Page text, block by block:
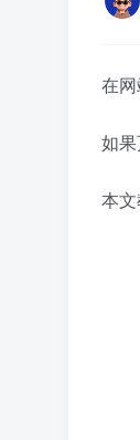
在
如
本